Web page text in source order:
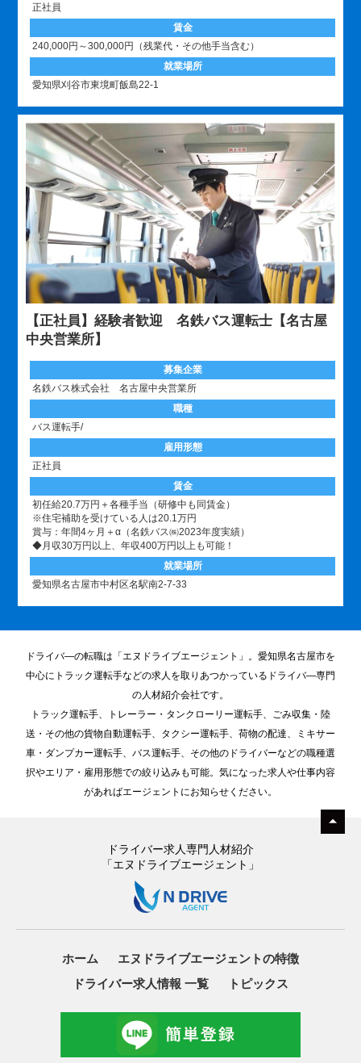
正社員
賃金
240,000円～300,000円（残業代・その他手当含む）
就業場所
愛知県刈谷市東境町飯島22-1
【正社員】経験者歓迎 名鉄バス運転士【名古屋
中央営業所】
募集企業
名鉄バス株式会社 名古屋中央営業所
職種
バス運転手/
雇用形態
正社員
賃金
初任給20.7万円＋各種手当（研修中も同賃金）
※住宅補助を受けている人は20.1万円
賞与：年間4ヶ月＋α（名鉄バス㈱2023年度実績）
◆月収30万円以上、年収400万円以上も可能！
就業場所
愛知県名古屋市中村区名駅南2-7-33
ドライバ―の転職は「エヌドライブエージェント」。愛知県名古屋市を
中心にトラック運転手などの求人を取りあつかっているドライバ―専門
の人材紹介会社です。
トラック運転手、トレーラー・タンクローリー運転手、ごみ収集・陸
送・その他の貨物自動運転手、タクシー運転手、荷物の配達、ミキサー
車・ダンプカー運転手、バス運転手、その他のドライバーなどの職種選
択やエリア・雇用形態での絞り込みも可能。気になった求人や仕事内容
があればエージェントにお知らせください。
ドライバー求人専門人材紹介
「エヌドライブエージェント」
ホーム
エヌドライブエージェントの特徴
ドライバー求人情報 一覧
トピックス